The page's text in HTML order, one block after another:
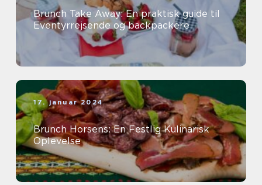
Brunch Take Away: En praktisk guide til
Eventyrrejsende og backpackere
17. januar 2024
Brunch Horsens: En Festlig Kulinarisk
Oplevelse